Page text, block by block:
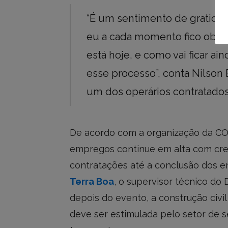
“É um sentimento de
eu a cada momento fico
está hoje, e como vai ficar
esse processo”, conta
um dos operários
De acordo com a organização da
empregos continue em alta com
contratações até a conclusão dos
Terra Boa, o supervisor técnico do
depois do evento, a construção
deve ser estimulada pelo setor de